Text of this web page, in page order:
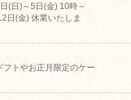
(日)～5日(金) 10時～
日(金) 休業いたしま
フトやお正月限定のケー